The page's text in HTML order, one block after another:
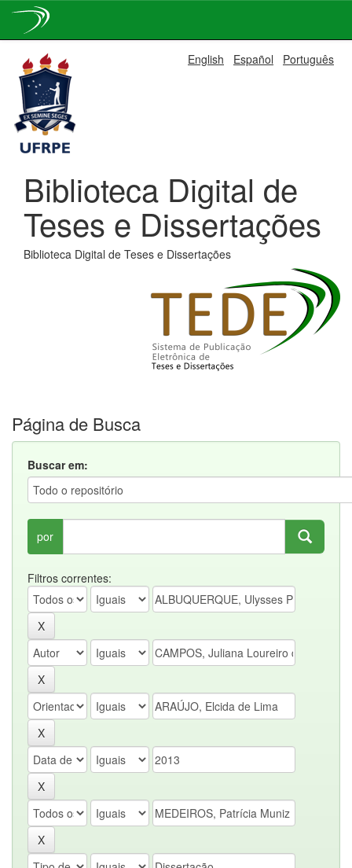
navigation
English Español Português
Biblioteca Digital de
Teses e Dissertações
Biblioteca Digital de Teses e Dissertações
Página de Busca
Buscar em:
por
Filtros correntes: